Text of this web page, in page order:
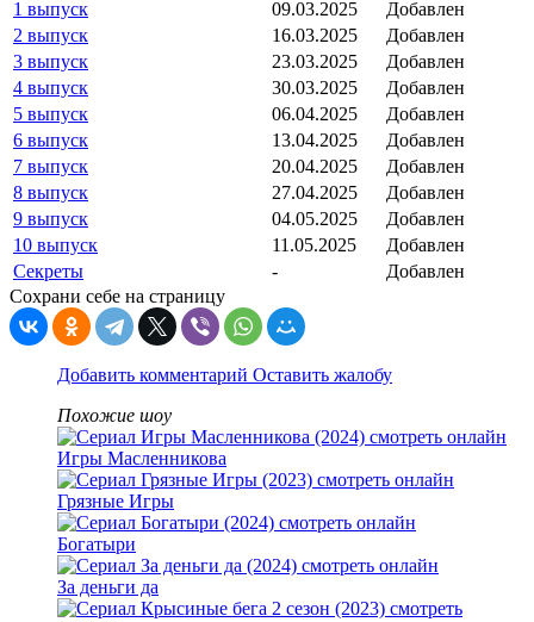
1 выпуск 09.03.2025
Добавлен
2 выпуск
16.03.2025
Добавлен
3 выпуск
23.03.2025
Добавлен
4 выпуск
30.03.2025
Добавлен
5 выпуск
06.04.2025
Добавлен
6 выпуск
13.04.2025
Добавлен
7 выпуск
20.04.2025
Добавлен
8 выпуск
27.04.2025
Добавлен
9 выпуск
04.05.2025
Добавлен
10 выпуск
11.05.2025
Добавлен
Секреты
-
Добавлен
Сохрани себе на страницу
Добавить комментарий Оставить жалобу
Похожие шоу
Игры Масленникова
Грязные Игры
Богатыри
За деньги да